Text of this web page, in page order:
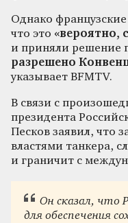
Однако
что это «вероятно,
и приняли решение
разрешено
указывает BFMTV.
В связи с
президента
Песков заявил, что
властями танкера,
и граничит с
Он сказал, что
для обеспечения